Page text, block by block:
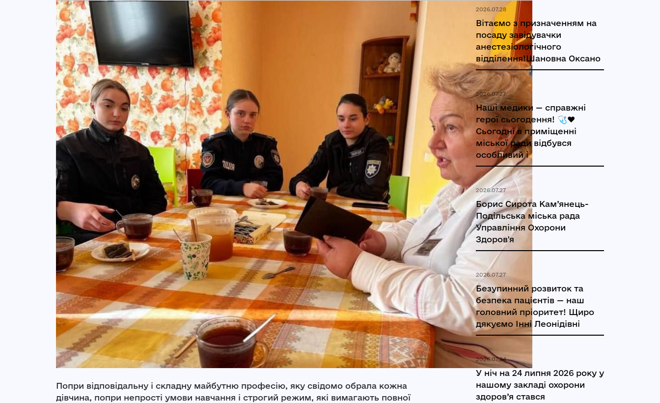
Попри відповідальну і складну майбутню професію, яку свідомо обрала кожна
дівчина, попри непрості умови навчання і строгий режим, які вимагають повної
2026.07.28
Вітаємо з призначенням на
посаду завідувачки
анестезіологічного
відділення!Шановна Оксано
2026.07.27
Наші медики — справжні
герої сьогодення! 🩺❤️
Сьогодні в приміщенні
міської ради відбувся
особливий і
2026.07.27
Борис Сирота Кам’янець-
Подільська міська рада
Управління Охорони
Здоров'я
2026.07.27
Безупинний розвиток та
безпека пацієнтів — наш
головний пріоритет! Щиро
дякуємо Інні Леонідівні
2026.07.24
У ніч на 24 липня 2026 року у
нашому закладі охорони
здоров’я стався